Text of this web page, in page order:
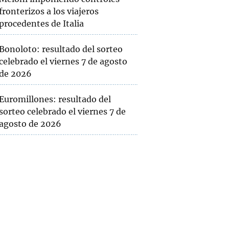
a los viajeros
de Italia
resultado del sorteo
el viernes 7 de agosto
2026
resultado del
celebrado el viernes 7 de
de 2026